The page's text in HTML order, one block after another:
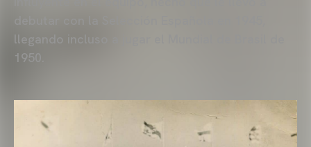
llegando incluso a jugar el Mundial de Brasil de
1950.